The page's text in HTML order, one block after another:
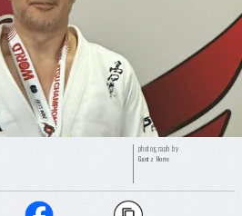
photograph by
Gantz Horie